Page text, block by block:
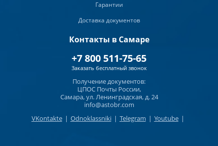
Гарантии
Доставка документов
Контакты в Самаре
+7 800 511-75-65
Заказать бесплатный звонок
Получение документов:
ЦПОС Почты России,
Самара, ул. Ленинградская, д. 24
info@astobr.com
VKontakte | Odnoklassniki | Telegram | Youtube |